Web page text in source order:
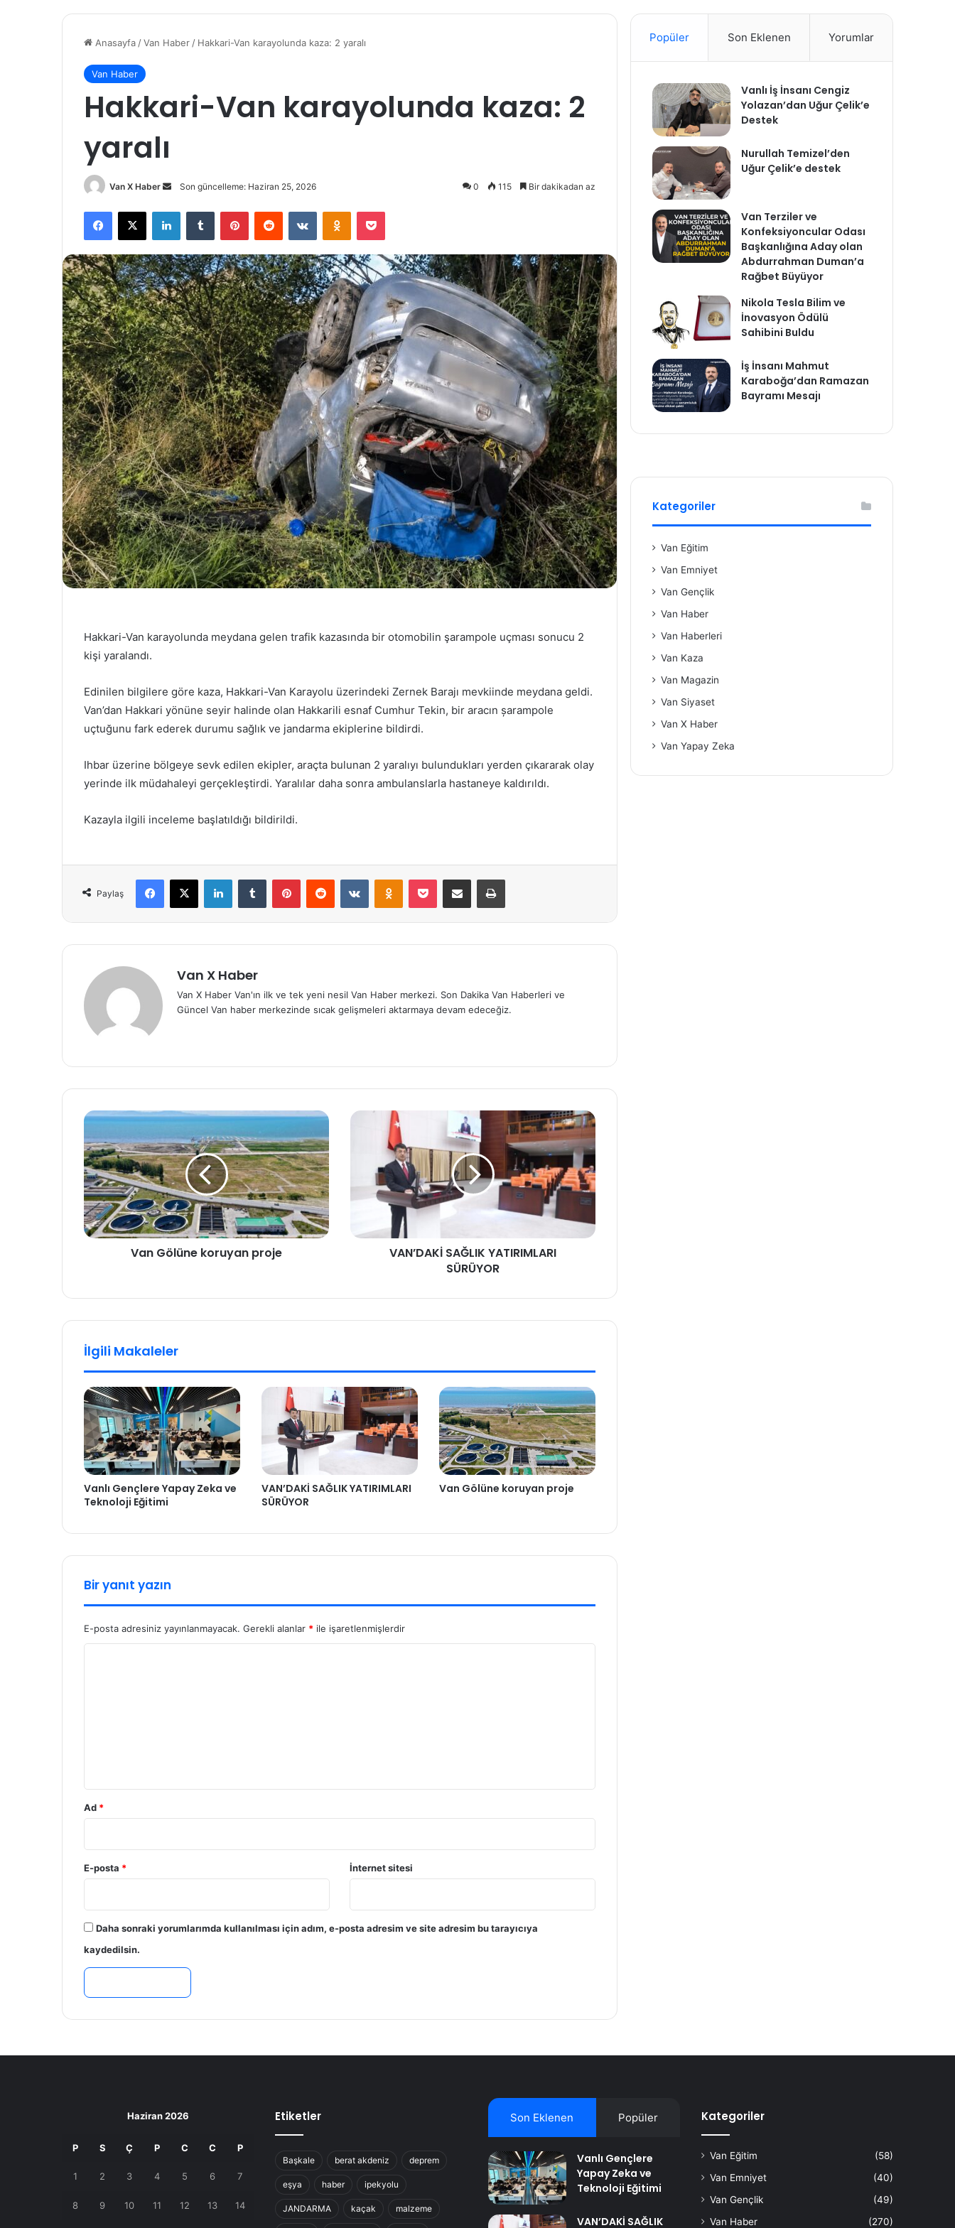
Anasayfa /Van Haber / Hakkari-Van karayolunda kaza: 2 yaralı
Van Haber
Hakkari-Van karayolunda kaza: 2
yaralı
Van X Haber
Bir
göndermek
Son güncelleme: Haziran 25, 2026 0 115 Bir dakikadan az
Facebook
X LinkedInTumblr PinterestReddit VKontakteOdnoklassniki
Pocket
Hakkari-Van karayolunda meydana gelen trafik kazasında bir otomobilin şarampole uçması sonucu 2
kişi yaralandı.
Edinilen bilgilere göre kaza, Hakkari-Van Karayolu üzerindeki Zernek Barajı mevkiinde meydana geldi.
Van’dan Hakkari yönüne seyir halinde olan Hakkarili esnaf Cumhur Tekin, bir aracın șarampole
uçtuğunu fark ederek durumu sağlık ve jandarma ekiplerine bildirdi.
Ihbar üzerine bölgeye sevk edilen ekipler, araçta bulunan 2 yaralıyı bulundukları yerden çıkararak olay
yerinde ilk müdahaleyi gerçekleştirdi. Yaralılar daha sonra ambulanslarla hastaneye kaldırıldı.
Kazayla ilgili inceleme başlatıldığı bildirildi.
Paylaş
Facebook
X LinkedInTumblr PinterestReddit VKontakteOdnoklassniki
Pocket E-Posta ile paylaş Yazdır
Van X Haber
Van X Haber Van'ın ilk ve tek yeni nesil Van Haber merkezi. Son Dakika Van Haberleri ve
Güncel Van haber merkezinde sıcak gelişmeleri aktarmaya devam edeceğiz.
Van Gölüne koruyan proje
VAN’DAKİ SAĞLIK YATIRIMLARI
SÜRÜYOR
İlgili Makaleler
Vanlı Gençlere Yapay Zeka ve
Teknoloji Eğitimi
VAN’DAKİ SAĞLIK YATIRIMLARI
SÜRÜYOR
Van Gölüne koruyan proje
Bir yanıt yazın
E-posta adresiniz yayınlanmayacak. Gerekli alanlar * ile işaretlenmişlerdir
Ad *
E-posta * İnternet sitesi
Daha sonraki yorumlarımda kullanılması için adım, e-posta adresim ve site adresim bu tarayıcıya
kaydedilsin.
Popüler Son Eklenen Yorumlar
Vanlı İş İnsanı Cengiz
Yolazan’dan Uğur Çelik’e
Destek
Nurullah Temizel’den
Uğur Çelik’e destek
Van Terziler ve
Konfeksiyoncular Odası
Başkanlığına Aday olan
Abdurrahman Duman’a
Rağbet Büyüyor
Nikola Tesla Bilim ve
İnovasyon Ödülü
Sahibini Buldu
İş İnsanı Mahmut
Karaboğa’dan Ramazan
Bayramı Mesajı
Kategoriler
Van Eğitim
Van Emniyet
Van Gençlik
Van Haber
Van Haberleri
Van Kaza
Van Magazin
Van Siyaset
Van X Haber
Van Yapay Zeka
Haziran 2026
P S Ç P C C P
1 2 3 4 5 6 7
8 9 10 11 12 13 14
Etiketler
Başkale berat akdeniz deprem
eşya haber ipekyolu
JANDARMA kaçak malzeme
Son Eklenen Popüler
Vanlı Gençlere
Yapay Zeka ve
Teknoloji Eğitimi
VAN’DAKİ SAĞLIK
Kategoriler
Van Eğitim
(58)
Van Emniyet
(40)
Van Gençlik
(49)
Van Haber
(270)